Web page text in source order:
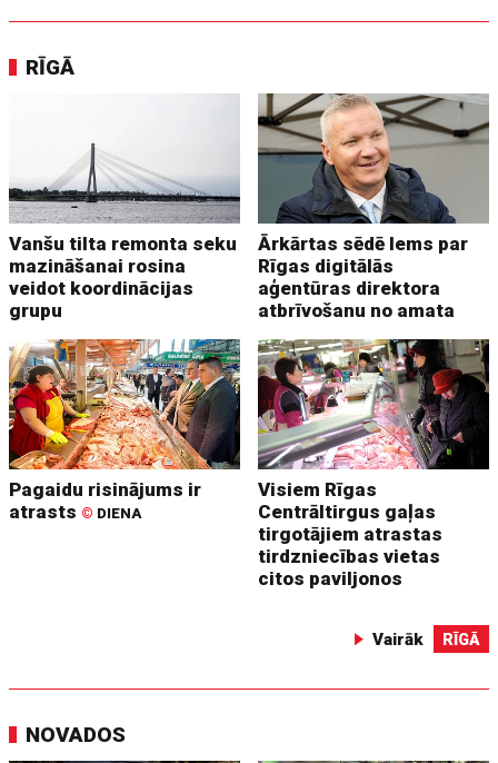
RĪGĀ
Vanšu tilta remonta seku
mazināšanai rosina
veidot koordinācijas
grupu
Ārkārtas sēdē lems par
Rīgas digitālās
aģentūras direktora
atbrīvošanu no amata
Pagaidu risinājums ir
atrasts © DIENA
Visiem Rīgas
Centrāltirgus gaļas
tirgotājiem atrastas
tirdzniecības vietas
citos paviljonos
Vairāk RĪGĀ
NOVADOS